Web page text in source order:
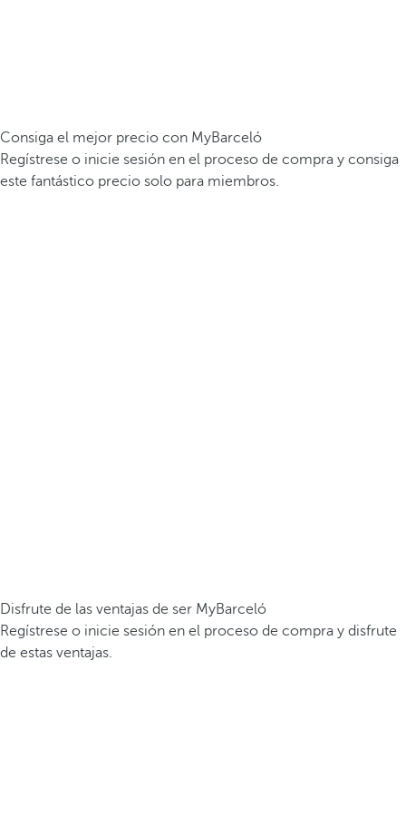
Consiga el mejor precio con MyBarceló
Regístrese o inicie sesión en el proceso de compra y consiga
este fantástico precio solo para miembros.
Disfrute de las ventajas de ser MyBarceló
Regístrese o inicie sesión en el proceso de compra y disfrute
de estas ventajas.